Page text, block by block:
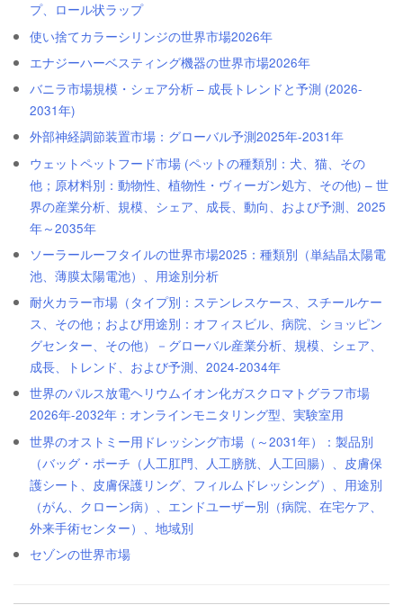
プ、ロール状ラップ
使い捨てカラーシリンジの世界市場2026年
エナジーハーベスティング機器の世界市場2026年
バニラ市場規模・シェア分析 – 成長トレンドと予測 (2026-
2031年)
外部神経調節装置市場：グローバル予測2025年-2031年
ウェットペットフード市場 (ペットの種類別：犬、猫、その
他；原材料別：動物性、植物性・ヴィーガン処方、その他) – 世
界の産業分析、規模、シェア、成長、動向、および予測、2025
年～2035年
ソーラールーフタイルの世界市場2025：種類別（単結晶太陽電
池、薄膜太陽電池）、用途別分析
耐火カラー市場（タイプ別：ステンレスケース、スチールケー
ス、その他；および用途別：オフィスビル、病院、ショッピン
グセンター、その他）－グローバル産業分析、規模、シェア、
成長、トレンド、および予測、2024-2034年
世界のパルス放電ヘリウムイオン化ガスクロマトグラフ市場
2026年-2032年：オンラインモニタリング型、実験室用
世界のオストミー用ドレッシング市場（～2031年）：製品別
（バッグ・ポーチ（人工肛門、人工膀胱、人工回腸）、皮膚保
護シート、皮膚保護リング、フィルムドレッシング）、用途別
（がん、クローン病）、エンドユーザー別（病院、在宅ケア、
外来手術センター）、地域別
セゾンの世界市場